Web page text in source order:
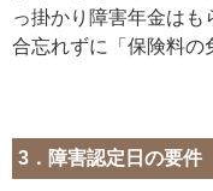
っ掛かり障害年金は
合忘れずに「保険料の
3．障害認定日の要件